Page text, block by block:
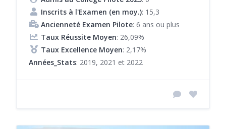
Inscrits à l'Examen (en moy.): 15,3
Ancienneté Examen Pilote: 6 ans ou plus
Taux Réussite Moyen: 26,09%
Taux Excellence Moyen: 2,17%
Années_Stats: 2019, 2021 et 2022